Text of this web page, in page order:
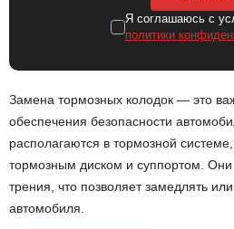
Я соглашаюсь с
политики
Замена тормозных колодок — это
обеспечения безопасности
располагаются в тормозной
тормозным диском и суппортом.
трения, что позволяет замедлять
автомобиля.